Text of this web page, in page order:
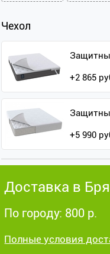
Чехол
+2 865
+5 990
Доставка в
По городу: 800 р.
Полные условия